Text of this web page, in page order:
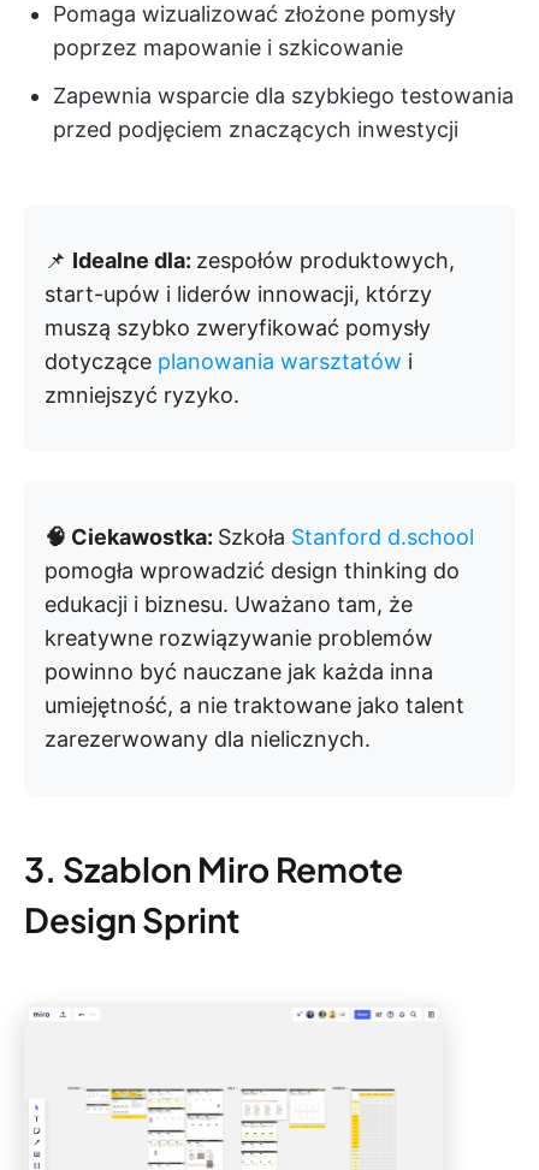
Pomaga wizualizować złożone pomysły
poprzez mapowanie i szkicowanie
Zapewnia wsparcie dla szybkiego testowania
przed podjęciem znaczących inwestycji
📌 Idealne dla: zespołów produktowych,
start-upów i liderów innowacji, którzy
muszą szybko zweryfikować pomysły
dotyczące planowania warsztatów i
zmniejszyć ryzyko.
🧠 Ciekawostka: Szkoła Stanford d.school
pomogła wprowadzić design thinking do
edukacji i biznesu. Uważano tam, że
kreatywne rozwiązywanie problemów
powinno być nauczane jak każda inna
umiejętność, a nie traktowane jako talent
zarezerwowany dla nielicznych.
3. Szablon Miro Remote
Design Sprint